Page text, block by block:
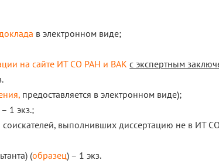
в электронном виде;
на сайте ИТ СО РАН и ВАК с экспертным
, предоставляется в электронном виде);
1 экз.;
выполнивших диссертацию не в ИТ
(образец) – 1 экз.